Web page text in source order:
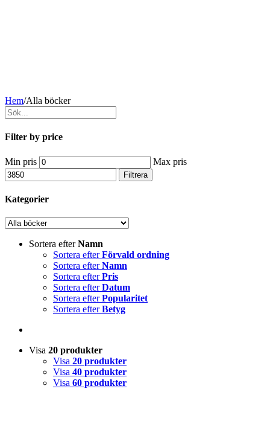
Hem/Alla böcker
Filter by price
Min pris Max pris
Filtrera
Kategorier
Sortera efterNamn
Sortera efterFörvald ordning
Sortera efterNamn
Sortera efterPris
Sortera efterDatum
Sortera efterPopularitet
Sortera efterBetyg
Visa 20 produkter
Visa 20 produkter
Visa 40 produkter
Visa 60 produkter